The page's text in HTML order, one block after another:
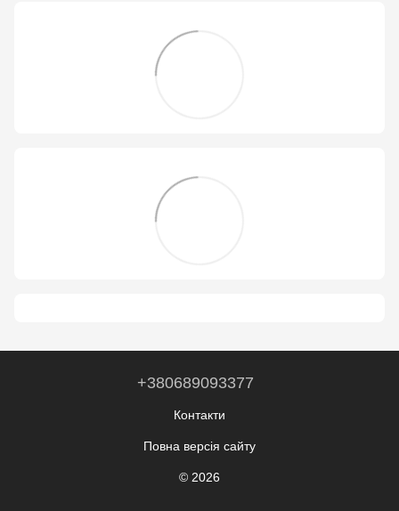
+380689093377
Контакти
Повна версія сайту
© 2026